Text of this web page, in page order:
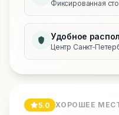
Фиксированная
Удобное
Центр
5.0 ХОРОШЕЕ